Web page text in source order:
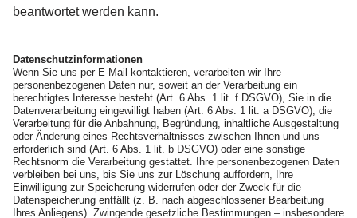
beantwortet werden kann.
Datenschutzinformationen
Wenn Sie uns per E-Mail kontaktieren, verarbeiten wir Ihre
personenbezogenen Daten nur, soweit an der Verarbeitung ein
berechtigtes Interesse besteht (Art. 6 Abs. 1 lit. f DSGVO), Sie in die
Datenverarbeitung eingewilligt haben (Art. 6 Abs. 1 lit. a DSGVO), die
Verarbeitung für die Anbahnung, Begründung, inhaltliche Ausgestaltung
oder Änderung eines Rechtsverhältnisses zwischen Ihnen und uns
erforderlich sind (Art. 6 Abs. 1 lit. b DSGVO) oder eine sonstige
Rechtsnorm die Verarbeitung gestattet. Ihre personenbezogenen Daten
verbleiben bei uns, bis Sie uns zur Löschung auffordern, Ihre
Einwilligung zur Speicherung widerrufen oder der Zweck für die
Datenspeicherung entfällt (z. B. nach abgeschlossener Bearbeitung
Ihres Anliegens). Zwingende gesetzliche Bestimmungen – insbesondere